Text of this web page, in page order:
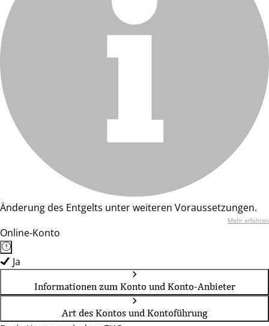
Änderung des Entgelts unter weiteren Voraussetzungen.
Mehr erfahren
Online-Konto
Ja
Informationen zum Konto und Konto-Anbieter
Art des Kontos und Kontoführung